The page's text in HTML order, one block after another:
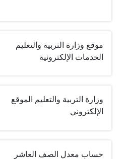
موقع وزارة التربية والتعليم
الخدمات الإلكترونية
وزارة التربية والتعليم الموقع
الإلكتروني
حساب معدل الصف العاشر